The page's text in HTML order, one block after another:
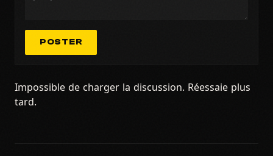
POSTER
Impossible de charger la discussion. Réessaie plus
tard.